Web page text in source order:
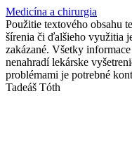
Medicína a chirurgia
Použitie textového obsahu
šírenia či ďalšieho využitia
zakázané. Všetky
nenahradí lekárske
problémami je potrebné
Tadeáš Tóth